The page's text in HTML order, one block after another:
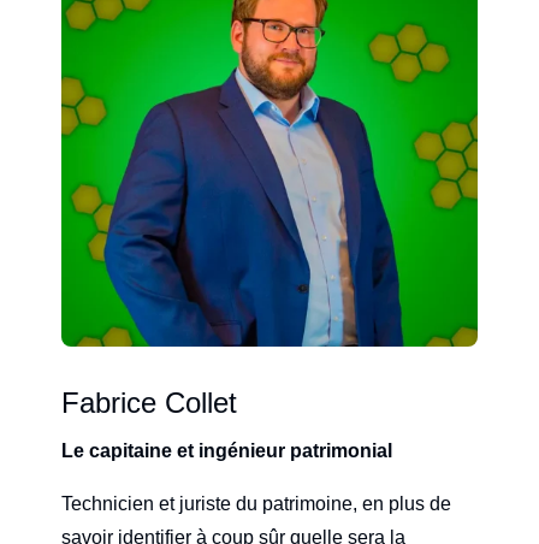
Fabrice Collet
Le capitaine et ingénieur patrimonial
Technicien et juriste du patrimoine, en plus de
savoir identifier à coup sûr quelle sera la